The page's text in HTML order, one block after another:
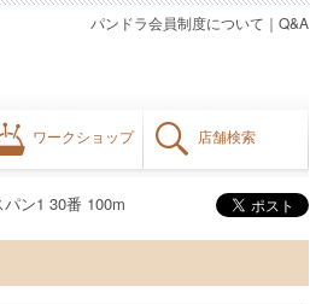
ワークショップ 店舗検索
Q&A
｜
パンドラ会員制度について
ン1 30番 100m